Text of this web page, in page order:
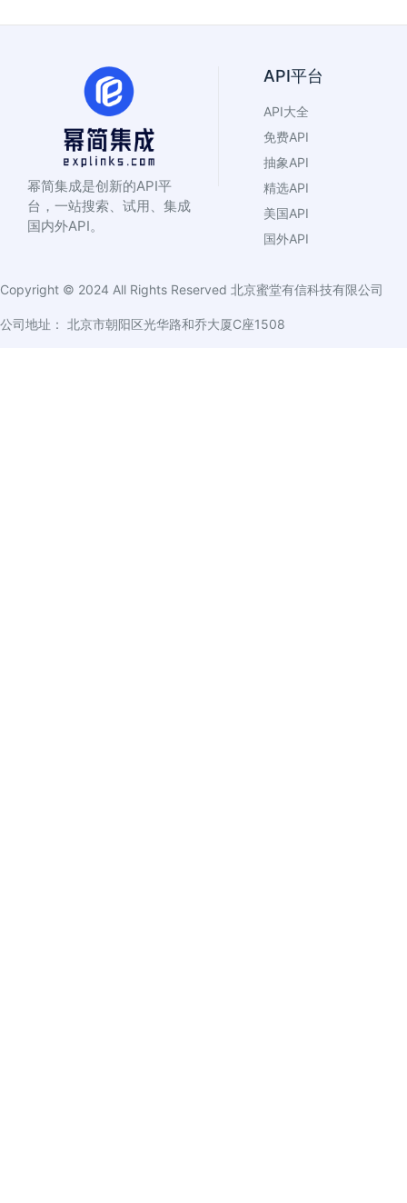
幂简集成是创新的API平
台，一站搜索、试用、集成
国内外API。
API平台
API大全
免费API
抽象API
精选API
美国API
国外API
Copyright © 2024 All Rights Reserved 北京蜜堂有信科技有限公司
公司地址： 北京市朝阳区光华路和乔大厦C座1508